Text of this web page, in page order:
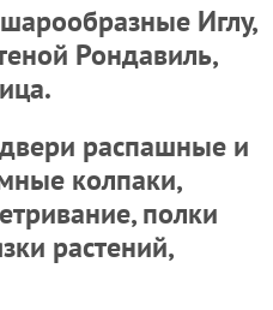
Иглу,
Рондавиль,
распашные и
колпаки,
полки
растений,